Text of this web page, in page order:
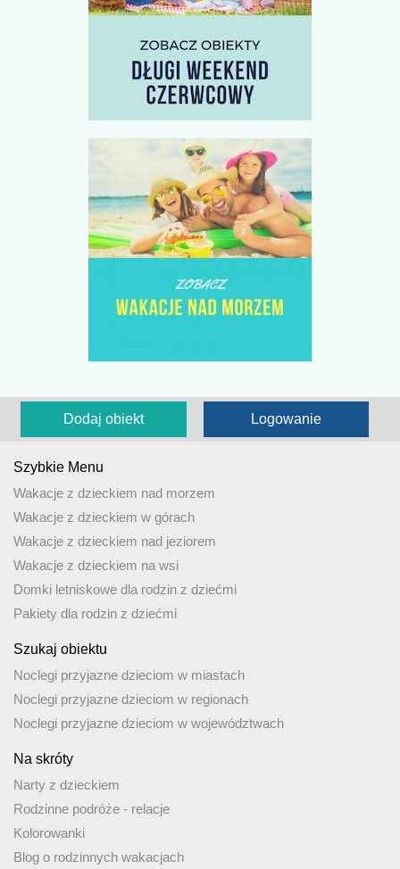
Dodaj obiekt Logowanie
Szybkie Menu
Wakacje z dzieckiem nad morzem
Wakacje z dzieckiem w górach
Wakacje z dzieckiem nad jeziorem
Wakacje z dzieckiem na wsi
Domki letniskowe dla rodzin z dziećmi
Pakiety dla rodzin z dziećmi
Szukaj obiektu
Noclegi przyjazne dzieciom w miastach
Noclegi przyjazne dzieciom w regionach
Noclegi przyjazne dzieciom w województwach
Na skróty
Narty z dzieckiem
Rodzinne podróże - relacje
Kolorowanki
Blog o rodzinnych wakacjach